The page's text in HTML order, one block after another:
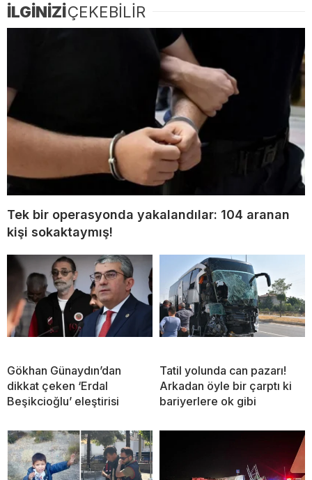
İLGİNİZİÇEKEBİLİR
Tek bir operasyonda yakalandılar: 104 aranan
kişi sokaktaymış!
Gökhan Günaydın’dan
dikkat çeken ‘Erdal
Beşikcioğlu’ eleştirisi
Tatil yolunda can pazarı!
Arkadan öyle bir çarptı ki
bariyerlere ok gibi